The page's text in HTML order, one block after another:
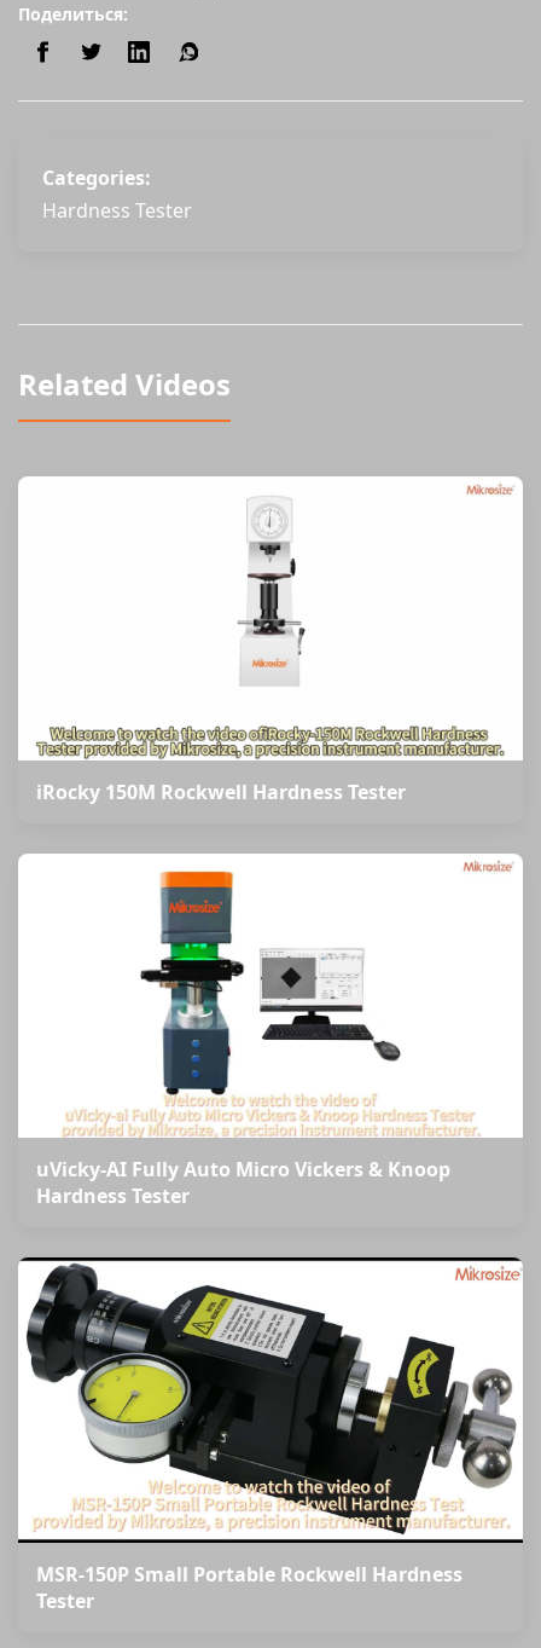
Поделиться:
Categories:
Hardness Tester
Related Videos
iRocky 150M Rockwell Hardness Tester
uVicky-AI Fully Auto Micro Vickers & Knoop
Hardness Tester
MSR-150P Small Portable Rockwell Hardness
Tester